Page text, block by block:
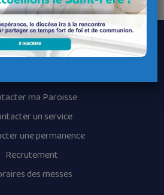
de Quimper et Léon
ma Paroisse
un service
une permanence
Recrutement
des messes